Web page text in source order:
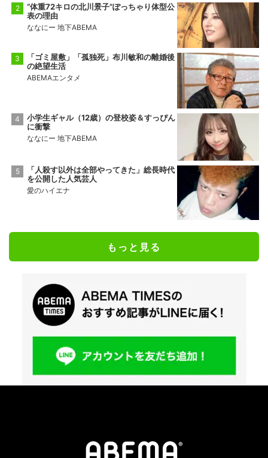
“体重72キロの北川景子”ぽっちゃり体型公
表の理由
ななにー 地下ABEMA
「ゴミ屋敷」「孤独死」布川敏和の離婚後
の絶望生活
ABEMAエンタメ
小学生ギャル（12歳）の登校姿＆すっぴん
に衝撃
ななにー 地下ABEMA
「人殺す以外は全部やってきた」総長時代
を公開した人気芸人
愛のハイエナ
もっと見る